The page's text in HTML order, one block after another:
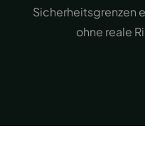
Sicherheitsgrenzen
ohne reale